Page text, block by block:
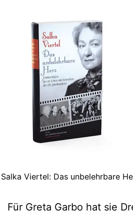
Salka Viertel: Das unbelehrbare
Für Greta Garbo hat sie